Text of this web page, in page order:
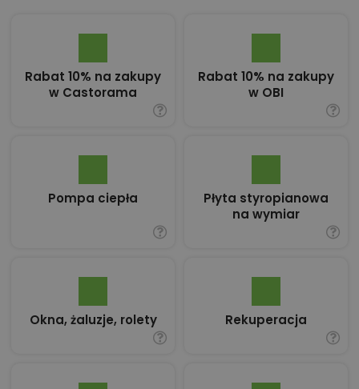
Rabat 10% na zakupy
w Castorama
Rabat 10% na zakupy
w OBI
Pompa ciepła
Płyta styropianowa
na wymiar
Okna, żaluzje, rolety Rekuperacja